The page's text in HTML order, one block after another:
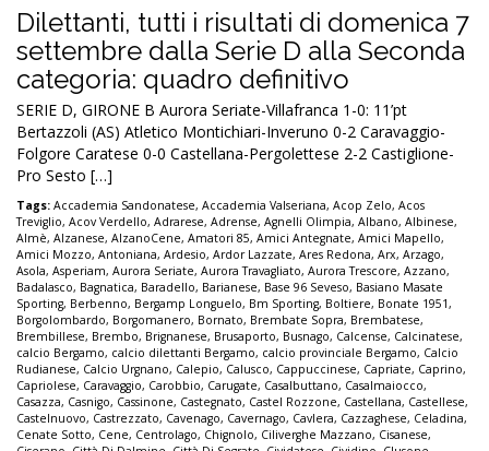
Dilettanti, tutti i risultati di domenica 7
settembre dalla Serie D alla Seconda
categoria: quadro definitivo
SERIE D, GIRONE B Aurora Seriate-Villafranca 1-0: 11’pt
Bertazzoli (AS) Atletico Montichiari-Inveruno 0-2 Caravaggio-
Folgore Caratese 0-0 Castellana-Pergolettese 2-2 Castiglione-
Pro Sesto […]
Tags: Accademia Sandonatese, Accademia Valseriana, Acop Zelo, Acos
Treviglio, Acov Verdello, Adrarese, Adrense, Agnelli Olimpia, Albano, Albinese,
Almè, Alzanese, AlzanoCene, Amatori 85, Amici Antegnate, Amici Mapello,
Amici Mozzo, Antoniana, Ardesio, Ardor Lazzate, Ares Redona, Arx, Arzago,
Asola, Asperiam, Aurora Seriate, Aurora Travagliato, Aurora Trescore, Azzano,
Badalasco, Bagnatica, Baradello, Barianese, Base 96 Seveso, Basiano Masate
Sporting, Berbenno, Bergamp Longuelo, Bm Sporting, Boltiere, Bonate 1951,
Borgolombardo, Borgomanero, Bornato, Brembate Sopra, Brembatese,
Brembillese, Brembo, Brignanese, Brusaporto, Busnago, Calcense, Calcinatese,
calcio Bergamo, calcio dilettanti Bergamo, calcio provinciale Bergamo, Calcio
Rudianese, Calcio Urgnano, Calepio, Calusco, Cappuccinese, Capriate, Caprino,
Capriolese, Caravaggio, Carobbio, Carugate, Casalbuttano, Casalmaiocco,
Casazza, Casnigo, Cassinone, Castegnato, Castel Rozzone, Castellana, Castellese,
Castelnuovo, Castrezzato, Cavenago, Cavernago, Cavlera, Cazzaghese, Celadina,
Cenate Sotto, Cene, Centrolago, Chignolo, Ciliverghe Mazzano, Cisanese,